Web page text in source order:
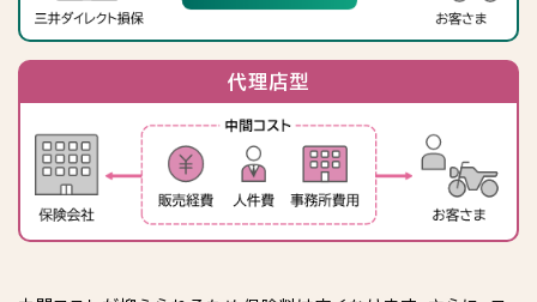
代理店型